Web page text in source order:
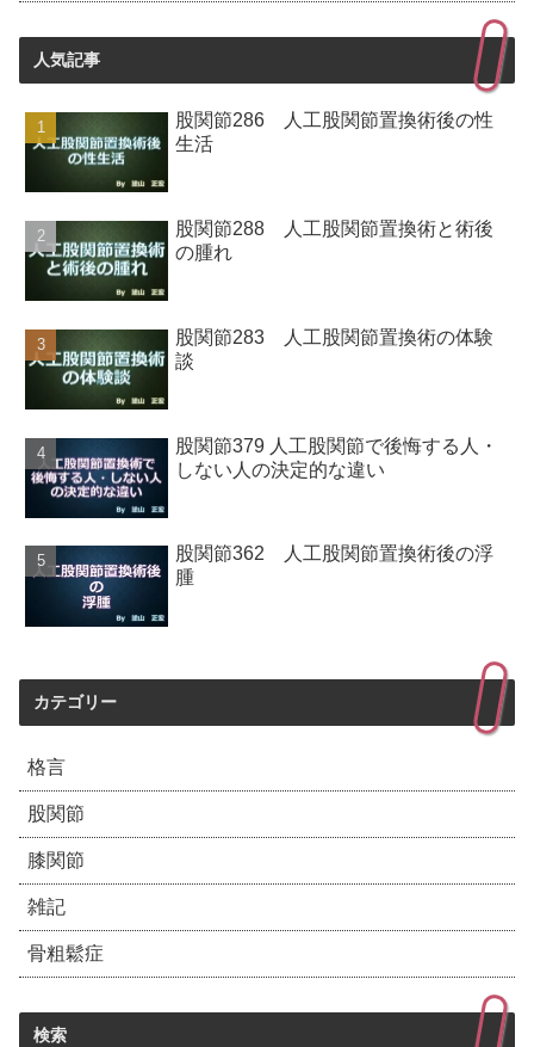
人気記事
股関節286 人工股関節置換術後の性
生活
股関節288 人工股関節置換術と術後
の腫れ
股関節283 人工股関節置換術の体験
談
股関節379 人工股関節で後悔する人・
しない人の決定的な違い
股関節362 人工股関節置換術後の浮
腫
カテゴリー
格言
股関節
膝関節
雑記
骨粗鬆症
検索